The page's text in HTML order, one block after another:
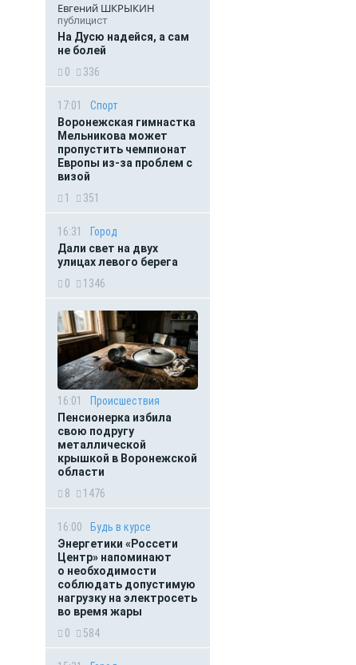
Евгений ШКРЫКИН
публицист
На Дусю надейся, а сам
не болей
0
336
17:01
Спорт
Воронежская гимнастка
Мельникова может
пропустить чемпионат
Европы из-за проблем с
визой
1
351
16:31
Город
Дали свет на двух
улицах левого берега
0
1346
16:01
Происшествия
Пенсионерка избила
свою подругу
металлической
крышкой в Воронежской
области
8
1476
16:00
Будь в курсе
Энергетики «Россети
Центр» напоминают
о необходимости
соблюдать допустимую
нагрузку на электросеть
во время жары
0
584